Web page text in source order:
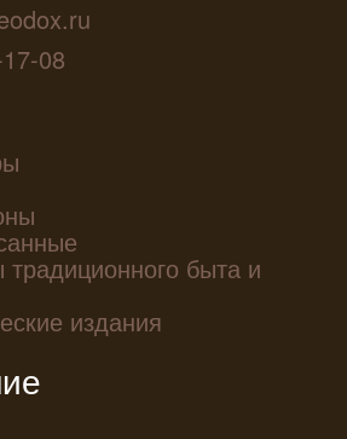
08
быта и
издания